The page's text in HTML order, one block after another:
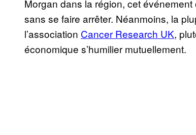
Morgan dans la région, cet
sans se faire arrêter. Néanmoins, la
l’association Cancer Research UK,
économique s’humilier mutuellement.